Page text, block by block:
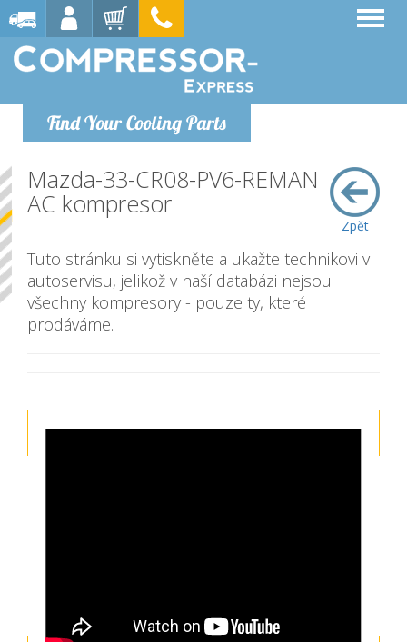
Find Your Cooling Parts
Zpět
Mazda-33-CR08-PV6-REMAN
AC kompresor
Tuto stránku si vytiskněte a ukažte technikovi v
autoservisu, jelikož v naší databázi nejsou
všechny kompresory - pouze ty, které
prodáváme.